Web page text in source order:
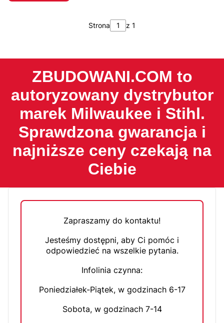
Strona z 1
ZBUDOWANI.COM to
autoryzowany dystrybutor
marek Milwaukee i Stihl.
Sprawdzona gwarancja i
najniższe ceny czekają na
Ciebie
Zapraszamy do kontaktu!
Jesteśmy dostępni, aby Ci pomóc i
odpowiedzieć na wszelkie pytania.
Infolinia czynna:
Poniedziałek-Piątek, w godzinach 6-17
Sobota, w godzinach 7-14